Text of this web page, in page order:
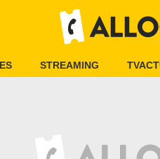
STREAMING